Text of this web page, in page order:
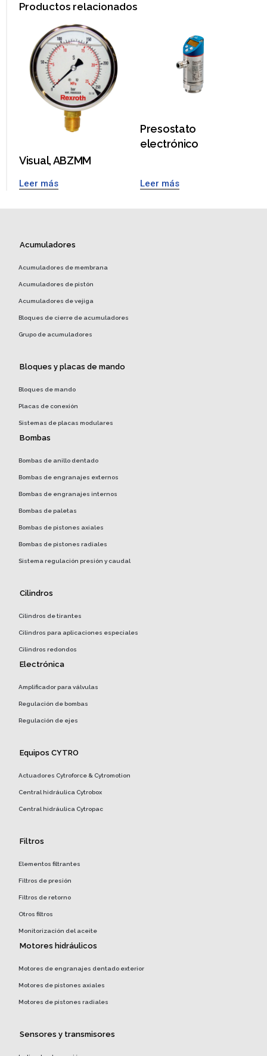
Productos relacionados
Visual, ABZMM
Leer más
Presostato
electrónico
Leer más
Acumuladores
Acumuladores de membrana
Acumuladores de pistón
Acumuladores de vejiga
Bloques de cierre de acumuladores
Grupo de acumuladores
Bloques y placas de mando
Bloques de mando
Placas de conexión
Sistemas de placas modulares
Bombas
Bombas de anillo dentado
Bombas de engranajes externos
Bombas de engranajes internos
Bombas de paletas
Bombas de pistones axiales
Bombas de pistones radiales
Sistema regulación presión y caudal
Cilindros
Cilindros de tirantes
Cilindros para aplicaciones especiales
Cilindros redondos
Electrónica
Amplificador para válvulas
Regulación de bombas
Regulación de ejes
Equipos CYTRO
Actuadores Cytroforce & Cytromotion
Central hidráulica Cytrobox
Central hidráulica Cytropac
Filtros
Elementos filtrantes
Filtros de presión
Filtros de retorno
Otros filtros
Monitorización del aceite
Motores hidráulicos
Motores de engranajes dentado exterior
Motores de pistones axiales
Motores de pistones radiales
Sensores y transmisores